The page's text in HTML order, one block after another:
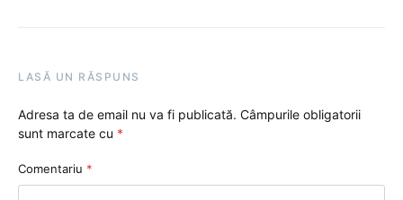
LASĂ UN RĂSPUNS
Adresa ta de email nu va fi publicată. Câmpurile obligatorii
sunt marcate cu *
Comentariu *